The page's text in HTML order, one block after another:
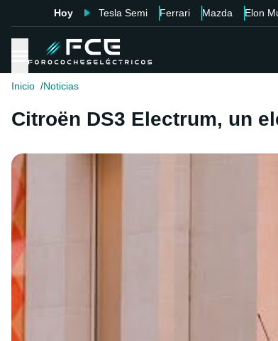
Hoy Tesla Semi Ferrari Mazda Elon
Inicio Noticias
Citroën DS3 Electrum, un